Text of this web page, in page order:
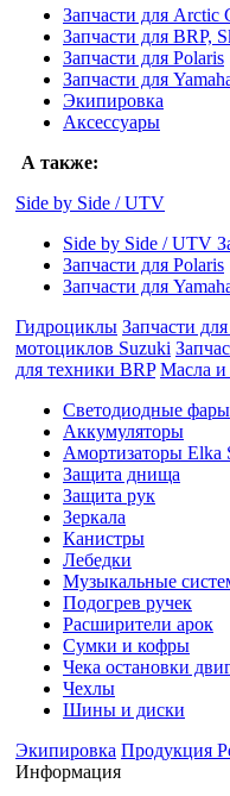
Запчасти для Arctic
Запчасти для BRP,
Запчасти для Polaris
Запчасти для
Экипировка
Аксессуары
А также:
Side by Side / UTV
Side by Side / UTV
Запчасти для Polaris
Запчасти для
Гидроциклы Запчасти
мотоциклов Suzuki
для техники BRP Масла
Cветодиодные фары
Аккумуляторы
Амортизаторы Elka
Защита днища
Защита рук
Зеркала
Канистры
Лебедки
Музыкальные
Подогрев ручек
Расширители арок
Сумки и кофры
Чека остановки
Чехлы
Шины и диски
Экипировка Продукция
Информация